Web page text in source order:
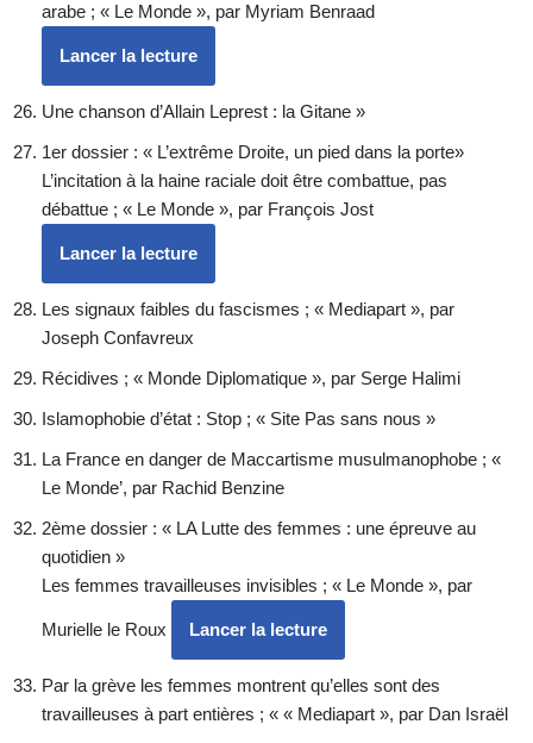
arabe ; « Le Monde », par Myriam Benraad
Lancer la lecture
Une chanson d’Allain Leprest : la Gitane »
1er dossier : « L’extrême Droite, un pied dans la porte»
L’incitation à la haine raciale doit être combattue, pas
débattue ; « Le Monde », par François Jost
Lancer la lecture
Les signaux faibles du fascismes ; « Mediapart », par
Joseph Confavreux
Récidives ; « Monde Diplomatique », par Serge Halimi
Islamophobie d’état : Stop ; « Site Pas sans nous »
La France en danger de Maccartisme musulmanophobe ; «
Le Monde’, par Rachid Benzine
2ème dossier : « LA Lutte des femmes : une épreuve au
quotidien »
Les femmes travailleuses invisibles ; « Le Monde », par
Murielle le Roux Lancer la lecture
Par la grève les femmes montrent qu’elles sont des
travailleuses à part entières ; « « Mediapart », par Dan Israël